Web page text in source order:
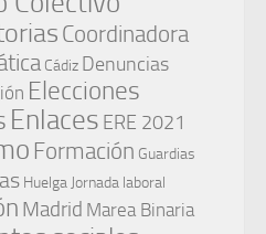
Coordinadora
Cádiz Denuncias
Elecciones
Enlaces ERE 2021
Formación Guardias
Huelga Jornada laboral
Madrid Marea Binaria